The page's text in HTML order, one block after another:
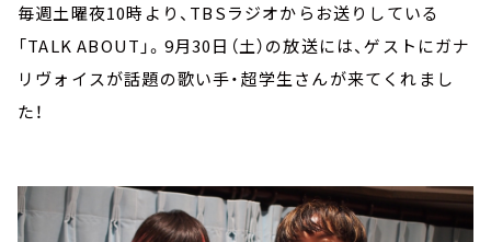
毎週土曜夜10時より、TBSラジオからお送りしている
「TALK ABOUT」。9月30日（土）の放送には、ゲストにガナ
リヴォイスが話題の歌い手・超学生さんが来てくれまし
た！